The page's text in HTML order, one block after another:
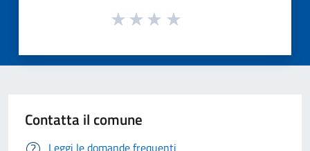
Contatta il comune